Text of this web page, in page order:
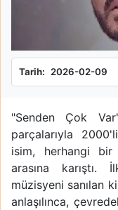
Tarih: 2026-02-09
"Senden Çok
parçalarıyla
isim, herhangi bir
arasına
müzisyeni sanılan
anlaşılınca,